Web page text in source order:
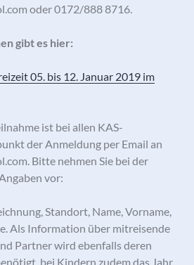
oder 0172/888 8716.
gibt es hier:
05. bis 12. Januar 2019 im
ist bei allen KAS-
der Anmeldung per Email an
Bitte nehmen Sie bei der
vor:
Standort, Name, Vorname,
Als Information über mitreisende
Partner wird ebenfalls deren
bei Kindern zudem das Jahr